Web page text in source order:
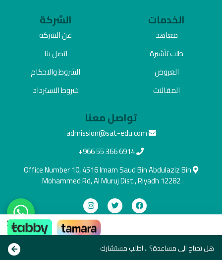
الخدمات
معاهد
طلب تأشيرة
العروض
المقالات
الشركة
عن الشركة
اتصل بنا
الشروط والاحكام
شروط الاسترداد
تواصل معنا
admission@sat-edu.com
+966 55 366 6914
Office Number 10, 4516 Imam Saud Bin Abdulaziz Bin
Mohammed Rd, Al Muruj Dist., Riyadh 12282
دفع آمن
هل تحتاج الى مساعدة؟ .. اطلب مستشارك
×